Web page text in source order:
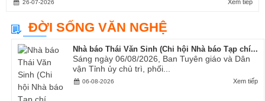
Xem tiếp
26-07-2026
ĐỜI SỐNG VĂN NGHỆ
Nhà báo Thái Văn Sinh (Chi hội Nhà báo Tạp chí...
Sáng ngày 06/08/2026, Ban Tuyên giáo và Dân
vận Tỉnh ủy chủ trì, phối...
Xem tiếp
06-08-2026